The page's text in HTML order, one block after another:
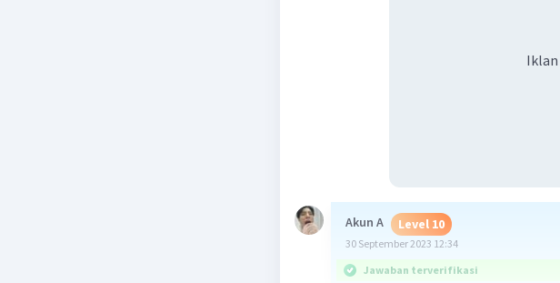
Iklan
Akun A Level 10
30 September 2023 12:34
Jawaban terverifikasi